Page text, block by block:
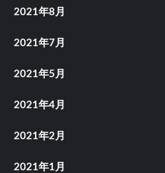
2021年8月
2021年7月
2021年5月
2021年4月
2021年2月
2021年1月